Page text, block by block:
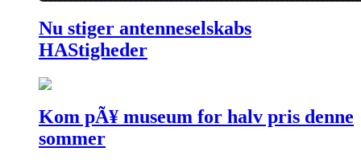
Nu stiger antenneselskabs
HAStigheder
Kom pÃ¥ museum for halv pris denne
sommer